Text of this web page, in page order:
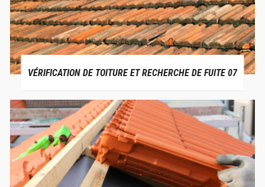
VÉRIFICATION DE TOITURE ET RECHERCHE DE FUITE 07